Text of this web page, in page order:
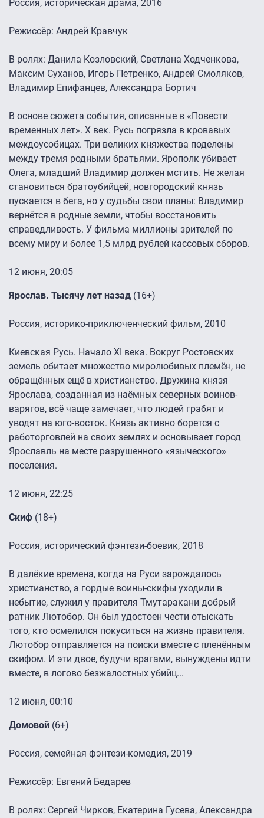
Россия, историческая драма, 2016
Режиссёр: Андрей Кравчук
В ролях: Данила Козловский, Светлана Ходченкова,
Максим Суханов, Игорь Петренко, Андрей Смоляков,
Владимир Епифанцев, Александра Бортич
В основе сюжета события, описанные в «Повести
временных лет». Х век. Русь погрязла в кровавых
междоусобицах. Три великих княжества поделены
между тремя родными братьями. Ярополк убивает
Олега, младший Владимир должен мстить. Не желая
становиться братоубийцей, новгородский князь
пускается в бега, но у судьбы свои планы: Владимир
вернётся в родные земли, чтобы восстановить
справедливость. У фильма миллионы зрителей по
всему миру и более 1,5 млрд рублей кассовых сборов.
12 июня, 20:05
Ярослав. Тысячу лет назад (16+)
Россия, историко-приключенческий фильм, 2010
Киевская Русь. Начало XI века. Вокруг Ростовских
земель обитает множество миролюбивых племён, не
обращённых ещё в христианство. Дружина князя
Ярослава, созданная из наёмных северных воинов-
варягов, всё чаще замечает, что людей грабят и
уводят на юго-восток. Князь активно борется с
работорговлей на своих землях и основывает город
Ярославль на месте разрушенного «языческого»
поселения.
12 июня, 22:25
Скиф (18+)
Россия, исторический фэнтези-боевик, 2018
В далёкие времена, когда на Руси зарождалось
христианство, а гордые воины-скифы уходили в
небытие, служил у правителя Тмутаракани добрый
ратник Лютобор. Он был удостоен чести отыскать
того, кто осмелился покуситься на жизнь правителя.
Лютобор отправляется на поиски вместе с пленённым
скифом. И эти двое, будучи врагами, вынуждены идти
вместе, в логово безжалостных убийц...
12 июня, 00:10
Домовой (6+)
Россия, семейная фэнтези-комедия, 2019
Режиссёр: Евгений Бедарев
В ролях: Сергей Чирков, Екатерина Гусева, Александра